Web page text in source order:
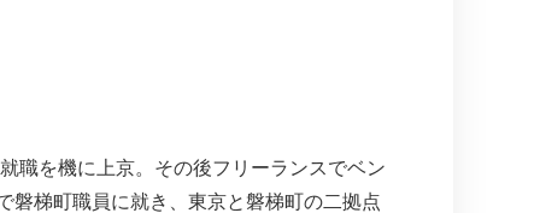
職を機に上京。その後フリーランスでベン
磐梯町職員に就き、東京と磐梯町の二拠点